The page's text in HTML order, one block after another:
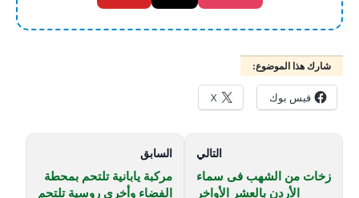
شارك هذا الموضوع:
فيس بوك X
التالي
زخات من الشهب فى سماء
الأردن بالعشر الأواخر
السابق
مركبة يابانية تلتحم بمحطة
الفضاء وأخرى روسية تلتحم